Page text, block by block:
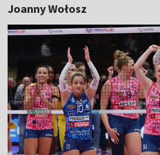
Joanny Wołosz